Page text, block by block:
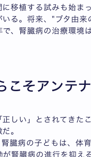
移植する試みも始ま
る。将来、"ブタ由
、腎臓病の治療環境
こそアンテ
しい」とされてきた
。
臓病の子どもは、体
腎臓病の進行を抑え